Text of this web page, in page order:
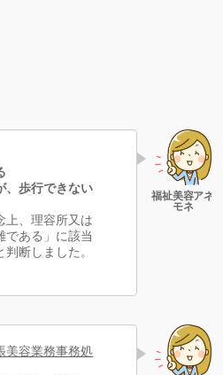
、歩行できない
上、理容所又は
である」に該当
断しました。
美容業務事務処